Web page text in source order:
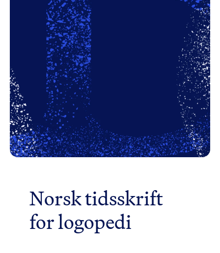
Norsk tidsskrift
for logopedi